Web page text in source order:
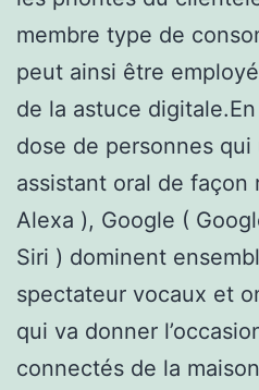
membre type de
peut ainsi être
de la astuce digitale.En
dose de personnes
assistant oral de façon
Alexa ), Google (
Siri ) dominent
spectateur vocaux et
qui va donner
connectés de la